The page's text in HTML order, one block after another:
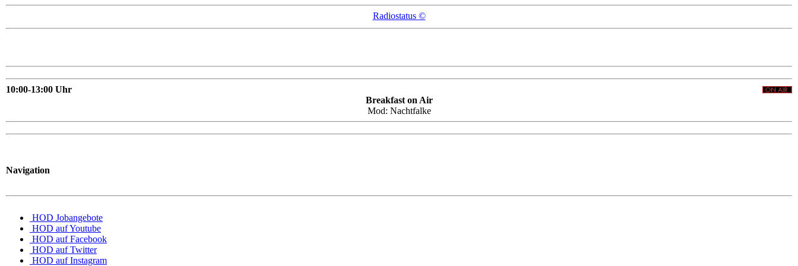
Radiostatus ©
10:00-13:00 Uhr
Breakfast on Air
Mod: Nachtfalke
Navigation
HOD Jobangebote
HOD auf Youtube
HOD auf Facebook
HOD auf Twitter
HOD auf Instagram